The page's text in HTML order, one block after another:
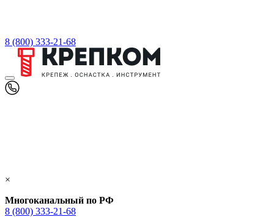
8 (800) 333-21-68
×
Многоканальный по РФ
8 (800) 333‑21-68